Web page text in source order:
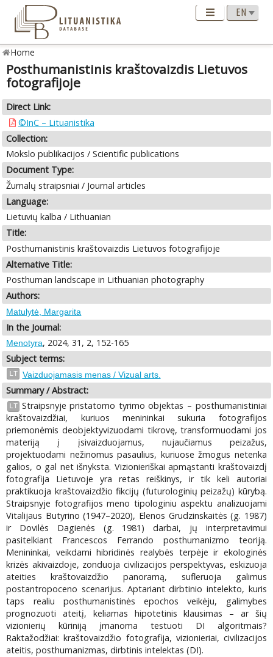
Home
Posthumanistinis kraštovaizdis Lietuvos
fotografijoje
Direct Link:
©InC – Lituanistika
Collection:
Mokslo publikacijos / Scientific publications
Document Type:
Žurnalų straipsniai / Journal articles
Language:
Lietuvių kalba / Lithuanian
Title:
Posthumanistinis kraštovaizdis Lietuvos fotografijoje
Alternative Title:
Posthuman landscape in Lithuanian photography
Authors:
Matulytė, Margarita
In the Journal:
Menotyra, 2024, 31, 2, 152-165
Subject terms:
LT Vaizduojamasis menas / Vizual arts.
Summary / Abstract:
LT Straipsnyje pristatomo tyrimo objektas – posthumanistiniai
kraštovaizdžiai, kuriuos menininkai sukuria fotografijos
priemonėmis deobjektyvizuodami tikrovę, transformuodami jos
materiją į įsivaizduojamus, nujaučiamus peizažus,
projektuodami nežinomus pasaulius, kuriuose žmogus netenka
galios, o gal net išnyksta. Vizionieriškai apmąstanti kraštovaizdį
fotografija Lietuvoje yra retas reiškinys, ir tik keli autoriai
praktikuoja kraštovaizdžio fikcijų (futurologinių peizažų) kūrybą.
Straipsnyje fotografijos meno tipologiniu aspektu analizuojami
Vitalijaus Butyrino (1947–2020), Elenos Grudzinskaitės (g. 1987)
ir Dovilės Dagienės (g. 1981) darbai, jų interpretavimui
pasitelkiant Francescos Ferrando posthumanizmo teoriją.
Menininkai, veikdami hibridinės realybės terpėje ir ekologinės
krizės akivaizdoje, zonduoja civilizacijos perspektyvas, eskizuoja
ateities kraštovaizdžio panoramą, sufleruoja galimus
postantropoceno scenarijus. Aptariant dirbtinio intelekto, kuris
taps realiu posthumanistinės epochos veikėju, galimybes
prognozuoti ateitį, keliamas hipotetinis klausimas – ar šių
vizionierių kūriniją įmanoma testuoti DI algoritmais?
Raktažodžiai: kraštovaizdžio fotografija, vizionieriai, civilizacijos
ateitis, posthumanizmas, dirbtinis intelektas (DI).